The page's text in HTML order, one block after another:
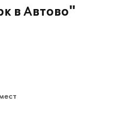
в Автово"